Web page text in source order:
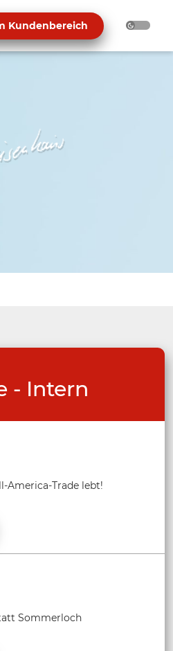
Kundenbereich
- Intern
America-Trade lebt!
Sommerloch